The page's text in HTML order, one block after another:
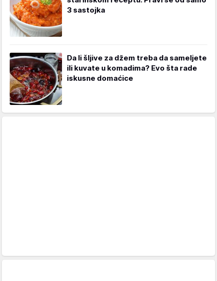
3 sastojka
Da li šljive za džem treba da sameljete
ili kuvate u komadima? Evo šta rade
iskusne domaćice